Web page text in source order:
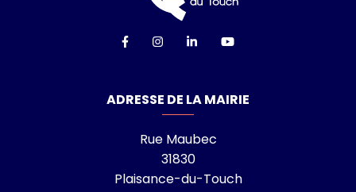
Lien vers le compte Facebook
Lien vers le compte Instagram
Lien vers le compte
Lien vers la chaîne
ADRESSE DE LA MAIRIE
Rue Maubec
31830
Plaisance-du-Touch